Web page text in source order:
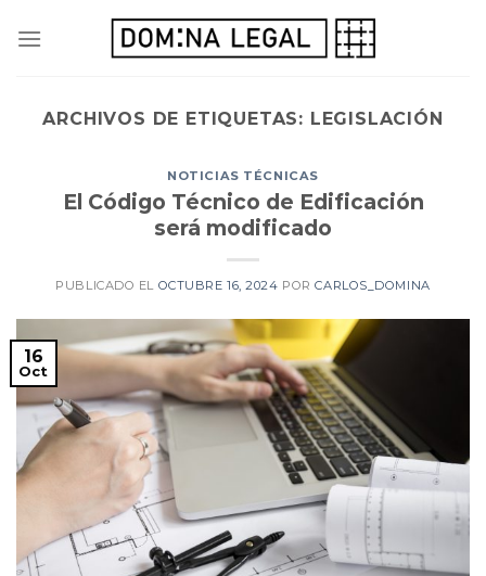
ARCHIVOS DE ETIQUETAS: LEGISLACIÓN
NOTICIAS TÉCNICAS
El Código Técnico de Edificación
será modificado
PUBLICADO EL OCTUBRE 16, 2024 PORCARLOS_DOMINA
16
Oct